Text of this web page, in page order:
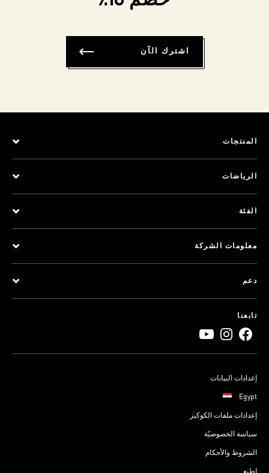
اشترك الآن
المنتجات
الرياضات
الفئة
معلومات الشركة
دعم
تابعنا
إعدادات البيانات
Egypt
إعدادات ملفات الكوكيز
سياسة الخصوصيّة
الشروط والأحكام